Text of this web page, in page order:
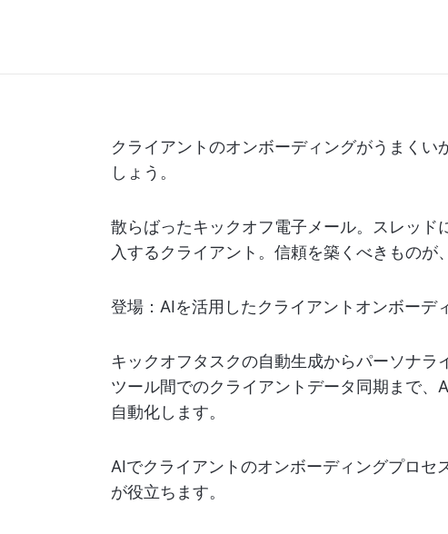
クライアントのオンボーディングがうまく
しょう。
散らばったキックオフ電子メール。スレッ
入するクライアント。信頼を築くべきものが
登場：AIを活用したクライアントオンボーデ
キックオフタスクの自動生成からパーソナラ
ツール間でのクライアントデータ同期まで
自動化します。
AIでクライアントのオンボーディングプロ
が役立ちます。